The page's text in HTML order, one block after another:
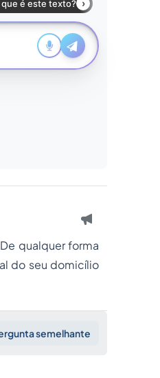
qualquer forma
do seu domicílio
semelhante